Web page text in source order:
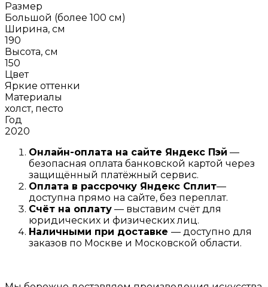
Размер
Большой (более 100 см)
Ширина, см
190
Высота, см
150
Цвет
Яркие оттенки
Материалы
холст, песто
Год
2020
Онлайн-оплата на сайте Яндекс Пэй —
безопасная оплата банковской картой через
защищённый платёжный сервис.
Оплата в рассрочку Я ндекс Сплит—
доступна прямо на сайте, без переплат.
Счёт на оплату — выставим счёт для
юридических и физических лиц.
Наличными при доставке — доступно для
заказов по Москве и Московской области.